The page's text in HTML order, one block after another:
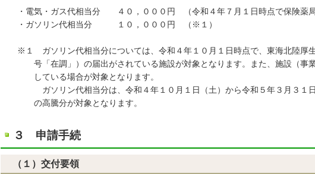
・電気・ガス代相当分 ４０，０００円 （令和４年７月１日時点で保険薬局
・ガソリン代相当分 １０，０００円 （※１）
※１ ガソリン代相当分については、令和４年１０月１日時点で、東海北陸厚生
号「在調」）の届出がされている施設が対象となります。また、施設（事業
している場合が対象となります。
ガソリン代相当分は、令和４年１０月１日（土）から令和５年３月３１日
の高騰分が対象となります。
３ 申請手続
（１）交付要領